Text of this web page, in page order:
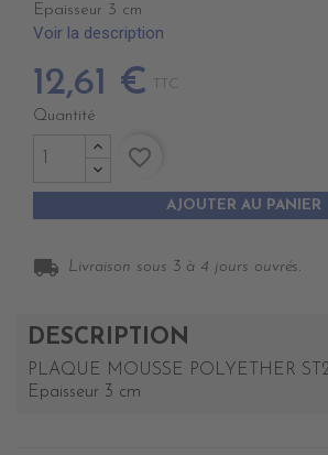
Epaisseur 3 cm
Voir la description
12,61 € TTC
Quantité
AJOUTER AU PANIER
favorite_border
local_shipping Livraison sous 3 à 4 jours ouvrés.
DESCRIPTION
PLAQUE MOUSSE POLYETHER
Epaisseur 3 cm